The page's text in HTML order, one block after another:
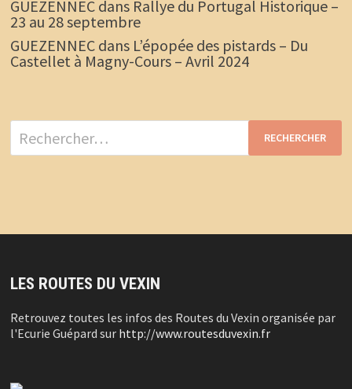
GUEZENNECdans Rallye du Portugal Historique –
23 au 28 septembre
GUEZENNECdans L’épopée des pistards – Du
Castellet à Magny-Cours – Avril 2024
Rechercher :
LES ROUTES DU VEXIN
Retrouvez toutes les infos des Routes du Vexin organisée par
l'Ecurie Guépard sur http://www.routesduvexin.fr